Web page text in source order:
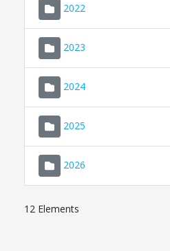
2022
2023
2024
2025
2026
12 Elements